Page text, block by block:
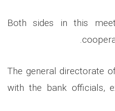
Both sides in this
The general directorate
with the bank officials,